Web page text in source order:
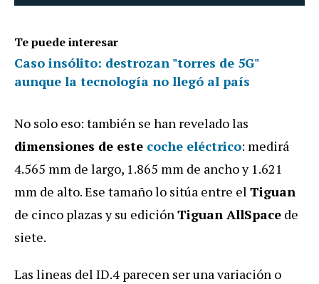
Te puede interesar
Caso insólito: destrozan "torres de 5G"
aunque la tecnología no llegó al país
No solo eso: también se han revelado las
dimensiones de este coche eléctrico: medirá
4.565 mm de largo, 1.865 mm de ancho y 1.621
mm de alto. Ese tamaño lo sitúa entre el Tiguan
de cinco plazas y su ediciónTiguan AllSpace de
siete.
Las lineas del ID.4 parecen ser una variación o